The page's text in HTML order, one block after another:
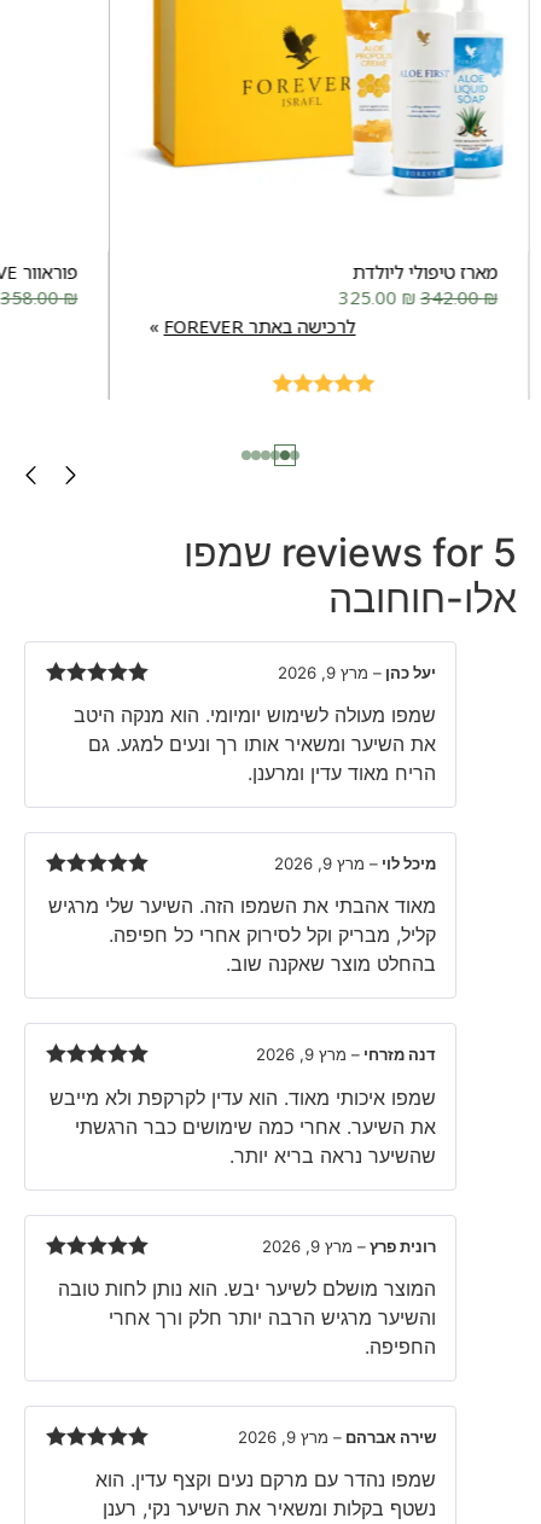
מארז טיפולי ליולדת
342.00₪
325.00 ₪
לרכישה באתר FOREVER
פוראוור MOVE
358.00₪
5 reviews for
שמפו
אלו-חוחובה
of 5
יעל כהן – מרץ 9, 2026
שמפו מעולה לשימוש יומיומי. הוא מנקה היטב
את השיער ומשאיר אותו רך ונעים למגע. גם
הריח מאוד עדין ומרענן.
of 5
מיכל לוי – מרץ 9, 2026
מאוד אהבתי את השמפו הזה. השיער שלי מרגיש
קליל, מבריק וקל לסירוק אחרי כל חפיפה.
בהחלט מוצר שאקנה שוב.
of 5
דנה מזרחי – מרץ 9, 2026
שמפו איכותי מאוד. הוא עדין לקרקפת ולא מייבש
את השיער. אחרי כמה שימושים כבר הרגשתי
שהשיער נראה בריא יותר.
of 5
רונית פרץ– מרץ 9, 2026
המוצר מושלם לשיער יבש. הוא נותן לחות טובה
והשיער מרגיש הרבה יותר חלק ורך אחרי
החפיפה.
of 5
שירה אברהם – מרץ 9, 2026
שמפו נהדר עם מרקם נעים וקצף עדין. הוא
נשטף בקלות ומשאיר את השיער נקי, רענן